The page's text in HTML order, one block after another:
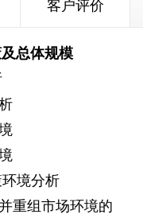
客户评价
总体规模
境分析
重组市场环境的